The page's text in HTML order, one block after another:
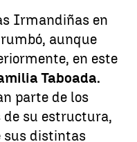
Irmandiñas en
aunque
en este
Taboada.
parte de los
su estructura,
sus distintas